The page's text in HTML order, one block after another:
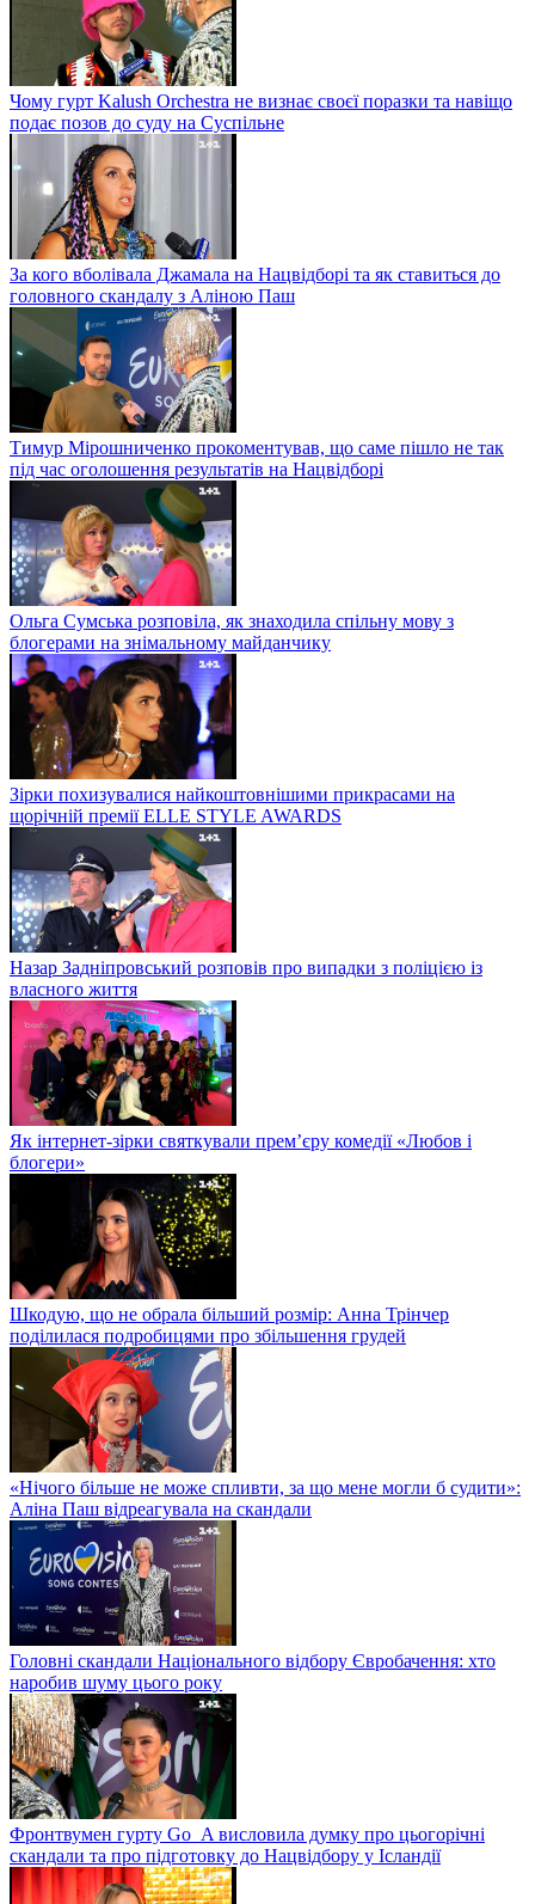
Чому гурт Kalush Orchestra не визнає своєї поразки та навіщо
подає позов до суду на Суспільне
За кого вболівала Джамала на Нацвідборі та як ставиться до
головного скандалу з Аліною Паш
Тимур Мірошниченко прокоментував, що саме пішло не так
під час оголошення результатів на Нацвідборі
Ольга Сумська розповіла, як знаходила спільну мову з
блогерами на знімальному майданчику
Зірки похизувалися найкоштовнішими прикрасами на
щорічній премії ELLE STYLE AWARDS
Назар Задніпровський розповів про випадки з поліцією із
власного життя
Як інтернет-зірки святкували прем’єру комедії «Любов і
блогери»
Шкодую, що не обрала більший розмір: Анна Трінчер
поділилася подробицями про збільшення грудей
«Нічого більше не може спливти, за що мене могли б судити»:
Аліна Паш відреагувала на скандали
Головні скандали Національного відбору Євробачення: хто
наробив шуму цього року
Фронтвумен гурту Go_A висловила думку про цьогорічні
скандали та про підготовку до Нацвідбору у Ісландії